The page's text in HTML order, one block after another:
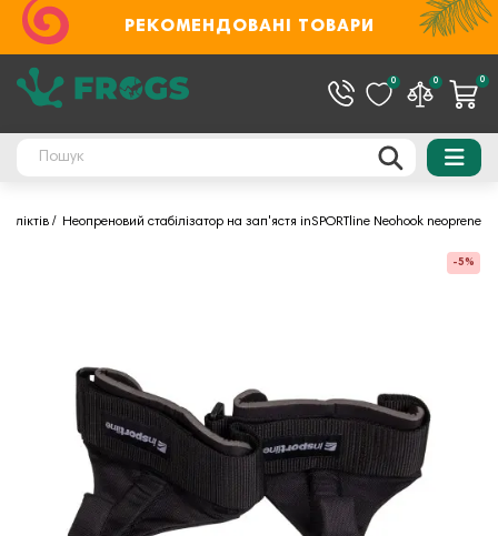
РЕКОМЕНДОВАНІ ТОВАРИ
0 0 0
ліктів Неопреновий стабілізатор на зап'ястя inSPORTline Neohook neoprene
-5%